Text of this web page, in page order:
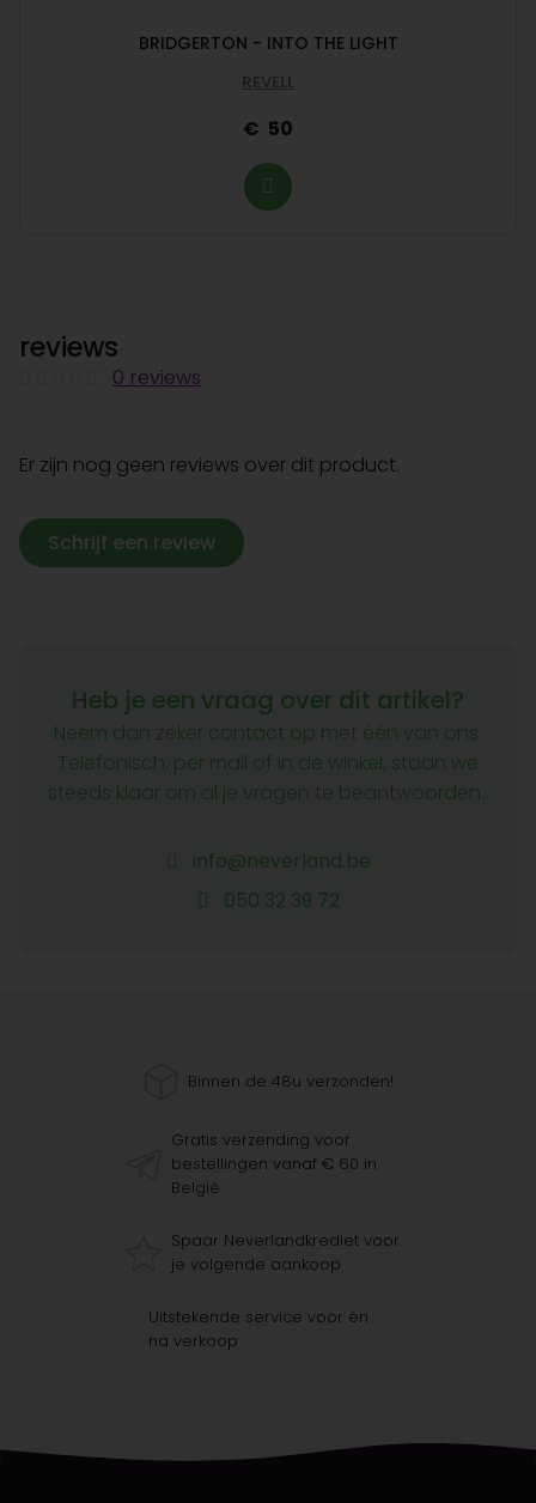
BRIDGERTON - INTO THE LIGHT
REVELL
50
reviews
0 reviews
Er zijn nog geen reviews over dit product.
Schrijf een review
Heb je een vraag over dit artikel?
Neem dan zeker contact op met één van ons.
Telefonisch, per mail of in de winkel, staan we
steeds klaar om al je vragen te beantwoorden.
info@neverland.be
050 32 39 72
Binnen de 48u verzonden!
Gratis verzending voor
bestellingen vanaf € 60 in
België
Spaar Neverlandkrediet voor
je volgende aankoop
Uitstekende service voor én
na verkoop